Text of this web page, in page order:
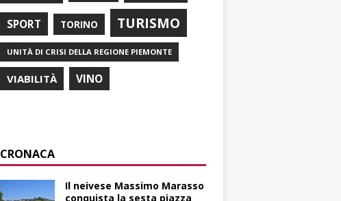
SPORT TORINO TURISMO
UNITÀ DI CRISI DELLA REGIONE PIEMONTE
VIABILITÀ VINO
CRONACA
Il neivese Massimo Marasso
conquista la sesta piazza